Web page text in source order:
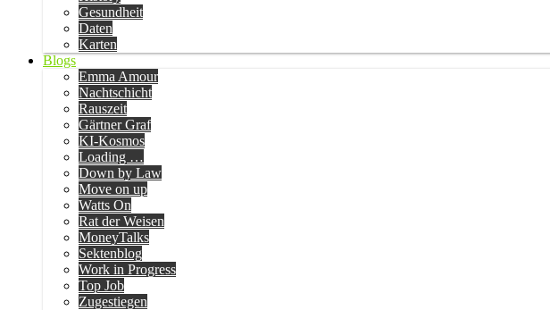
Gesundheit
Daten
Karten
Blogs
Emma Amour
Nachtschicht
Rauszeit
Gärtner Graf
KI-Kosmos
Loading …
Down by Law
Move on up
Watts On
Rat der Weisen
MoneyTalks
Sektenblog
Work in Progress
Top Job
Zugestiegen